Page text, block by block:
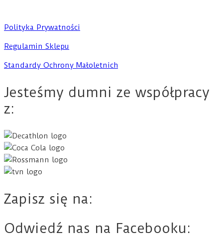
Polityka Prywatności
Regulamin Sklepu
Standardy Ochrony Małoletnich
Jesteśmy dumni ze współpracy
z:
Zapisz się na:
Odwiedź nas na Facebooku: